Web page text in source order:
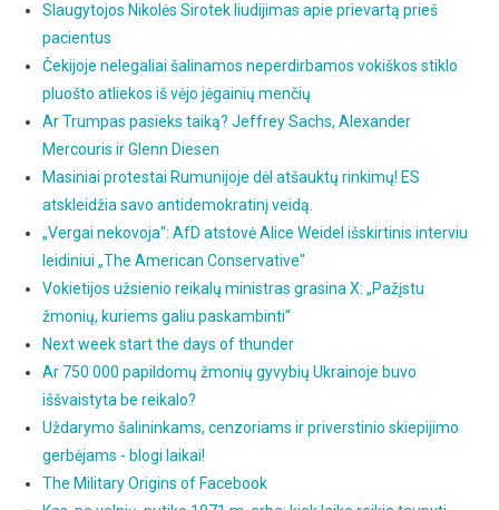
Slaugytojos Nikolės Sirotek liudijimas apie prievartą prieš
pacientus
Čekijoje nelegaliai šalinamos neperdirbamos vokiškos stiklo
pluošto atliekos iš vėjo jėgainių menčių
Ar Trumpas pasieks taiką? Jeffrey Sachs, Alexander
Mercouris ir Glenn Diesen
Masiniai protestai Rumunijoje dėl atšauktų rinkimų! ES
atskleidžia savo antidemokratinį veidą.
„Vergai nekovoja“: AfD atstovė Alice Weidel išskirtinis interviu
leidiniui „The American Conservative"
Vokietijos užsienio reikalų ministras grasina X: „Pažįstu
žmonių, kuriems galiu paskambinti“
Next week start the days of thunder
Ar 750 000 papildomų žmonių gyvybių Ukrainoje buvo
iššvaistyta be reikalo?
Uždarymo šalininkams, cenzoriams ir priverstinio skiepijimo
gerbėjams - blogi laikai!
The Military Origins of Facebook